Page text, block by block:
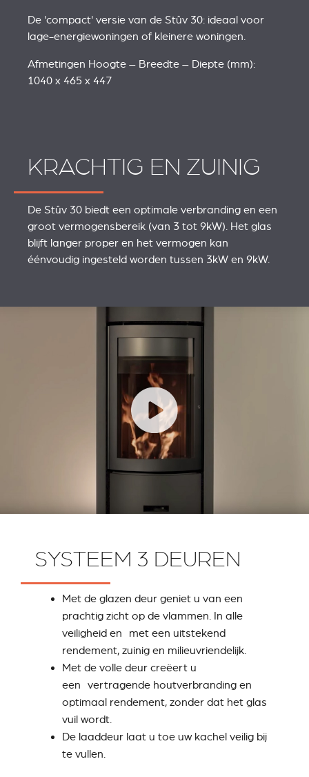
De 'compact' versie van de Stûv 30: ideaal voor
lage-energiewoningen of kleinere woningen.
Afmetingen Hoogte – Breedte – Diepte (mm):
1040 x 465 x 447
KRACHTIG EN ZUINIG
De Stûv 30 biedt een optimale verbranding en een
groot vermogensbereik (van 3 tot 9kW). Het glas
blijft langer proper en het vermogen kan
éénvoudig ingesteld worden tussen 3kW en 9kW.
SYSTEEM 3 DEUREN
Met de glazen deur geniet u van een
prachtig zicht op de vlammen. In alle
veiligheid en met een uitstekend
rendement, zuinig en milieuvriendelijk.
Met de volle deur creëert u
een vertragende houtverbranding en
optimaal rendement, zonder dat het glas
vuil wordt.
De laaddeur laat u toe uw kachel veilig bij
te vullen.